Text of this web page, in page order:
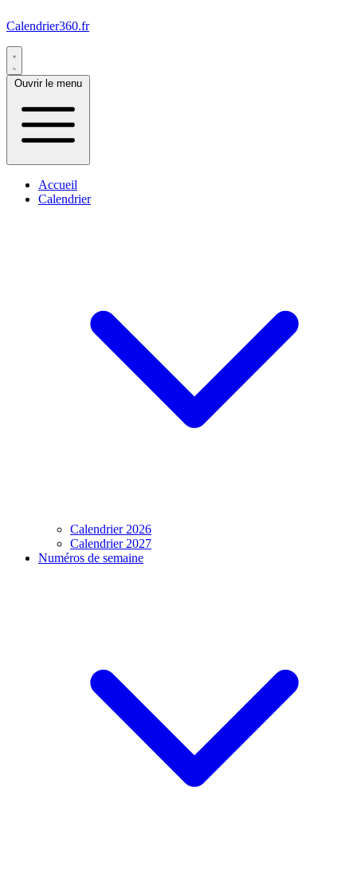
Calendrier360.fr
Ouvrir le menu
Accueil
Calendrier
Calendrier 2026
Calendrier 2027
Numéros de semaine